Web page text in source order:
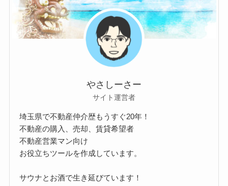
やさしーさー
サイト運営者
埼玉県で不動産仲介歴もうすぐ20年！
不動産の購入、売却、賃貸希望者
不動産営業マン向け
お役立ちツールを作成しています。
サウナとお酒で生き延びています！